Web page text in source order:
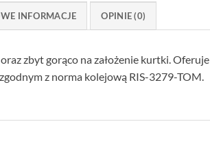
INFORMACJE OPINIE (0)
zbyt gorąco na założenie kurtki. Oferuje
z norma kolejową RIS-3279-TOM.